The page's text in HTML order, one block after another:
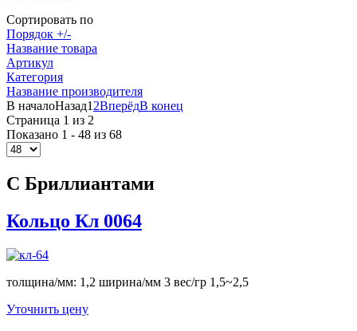
Сортировать по
Порядок +/-
Название товара
Артикул
Категория
Название производителя
В началоНазад1 2ВперёдВ конец
Страница 1 из 2
Показано 1 - 48 из 68
С Бриллиантами
Кольцо Кл 0064
толщина/мм: 1,2 ширина/мм 3 вес/гр 1,5~2,5
Уточнить цену